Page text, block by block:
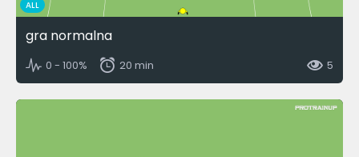
ALL
gra normalna
0 - 100% 20 min 5